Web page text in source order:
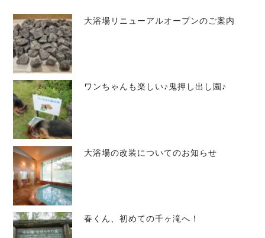
大浴場リニューアルオープンのご案内
ワンちゃんも楽しい♪鬼押し出し園♪
大浴場の改装についてのお知らせ
春くん、初めての千ヶ滝へ！